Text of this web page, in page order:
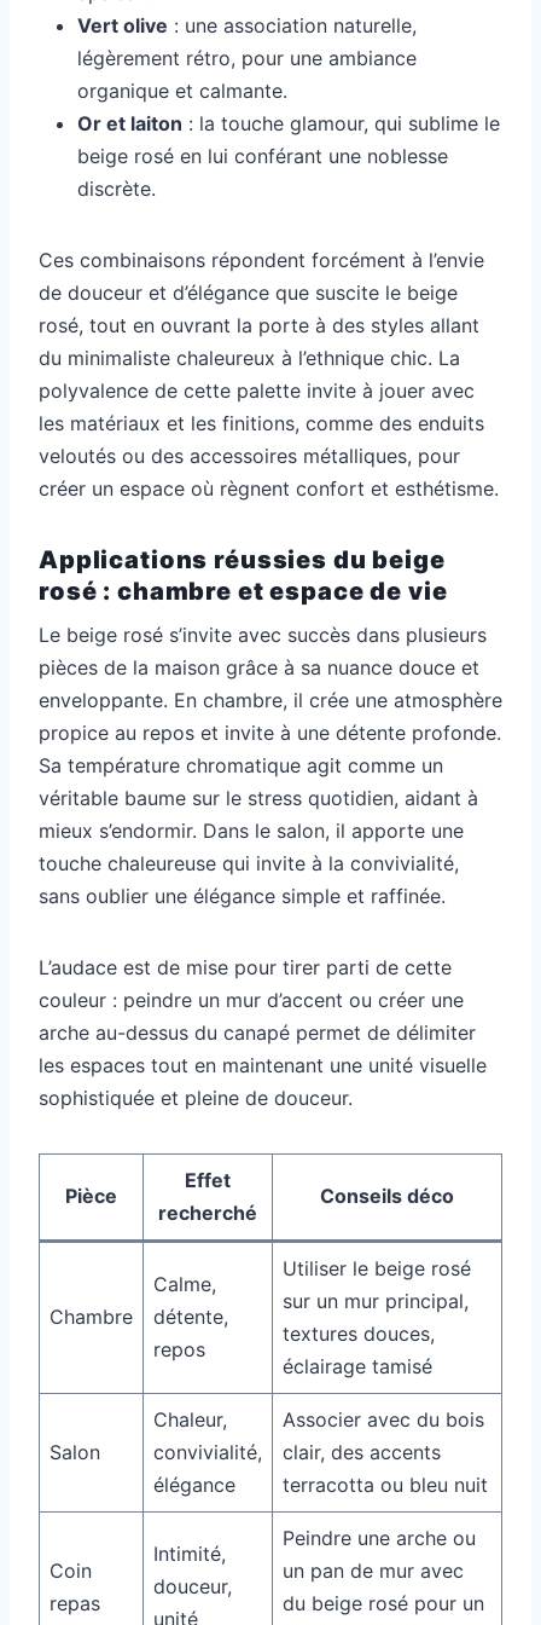
Vert olive : une association naturelle,
légèrement rétro, pour une ambiance
organique et calmante.
Or et laiton : la touche glamour, qui sublime le
beige rosé en lui conférant une noblesse
discrète.
Ces combinaisons répondent forcément à l’envie
de douceur et d’élégance que suscite le beige
rosé, tout en ouvrant la porte à des styles allant
du minimaliste chaleureux à l’ethnique chic. La
polyvalence de cette palette invite à jouer avec
les matériaux et les finitions, comme des enduits
veloutés ou des accessoires métalliques, pour
créer un espace où règnent confort et esthétisme.
Applications réussies du beige
rosé : chambre et espace de vie
Le beige rosé s’invite avec succès dans plusieurs
pièces de la maison grâce à sa nuance douce et
enveloppante. En chambre, il crée une atmosphère
propice au repos et invite à une détente profonde.
Sa température chromatique agit comme un
véritable baume sur le stress quotidien, aidant à
mieux s’endormir. Dans le salon, il apporte une
touche chaleureuse qui invite à la convivialité,
sans oublier une élégance simple et raffinée.
L’audace est de mise pour tirer parti de cette
couleur : peindre un mur d’accent ou créer une
arche au-dessus du canapé permet de délimiter
les espaces tout en maintenant une unité visuelle
sophistiquée et pleine de douceur.
Pièce
Effet
recherché
Conseils déco
Chambre
Calme,
détente,
repos
Utiliser le beige rosé
sur un mur principal,
textures douces,
éclairage tamisé
Salon
Chaleur,
convivialité,
élégance
Associer avec du bois
clair, des accents
terracotta ou bleu nuit
Coin
repas
Intimité,
douceur,
unité
Peindre une arche ou
un pan de mur avec
du beige rosé pour un